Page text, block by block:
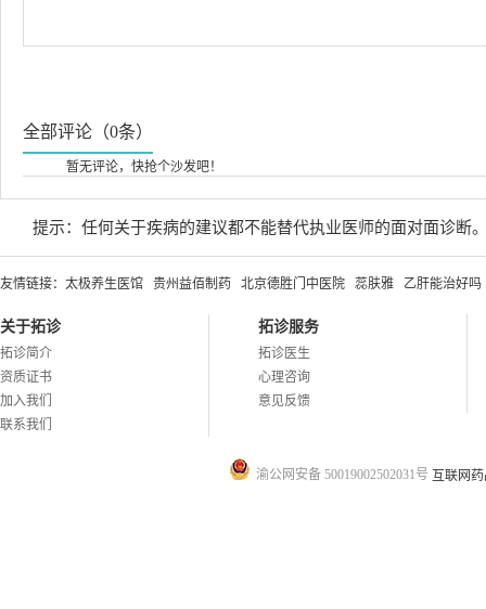
全部评论（0条）
暂无评论，快抢个沙发吧！
提示：任何关于疾病的建议都不能替代执业医师的面对面诊断
友情链接： 太极养生医馆 贵州益佰制药 北京德胜门中医院 蕊肤雅 乙肝能治好吗
关于拓诊
拓诊简介
资质证书
加入我们
联系我们
拓诊服务
拓诊医生
心理咨询
意见反馈
渝公网安备 50019002502031号 互联网